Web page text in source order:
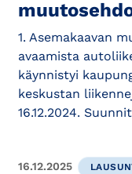
1. Asemakaavan
avaamista
käynnistyi
keskustan
16.12.2024.
16.12.2025